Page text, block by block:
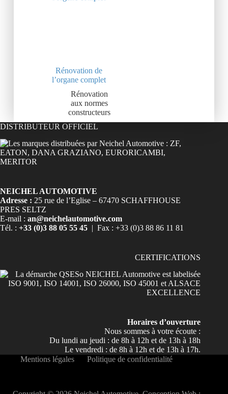
Rénovation de
l’organe complet
Rénovation
aux normes
constructeurs
DISTRIBUTEUR OFFICIEL
NEICHEL AUTOMOTIVE
Adresse : 25 rue de l’Eglise – 67470 SCHAFFHOUSE
PRES SELTZ
E-mail : an@neichelautomotive.com
Tél. : +33 (0)3 88 05 55 45 | Fax : +33 (0)3 88 86 11 81
CERTIFICATIONS
Horaires d’ouverture
Nous sommes à votre écoute :
Du lundi au jeudi : de 8h à 12h et de 13h à 18h
Le vendredi : de 8h à 12h et de 13h à 17h.
Mentions légales
Politique de confidentialité